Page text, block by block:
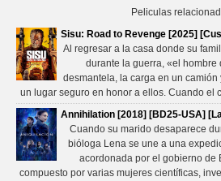
Peliculas
Sisu: Road to Revenge [2025]
Al regresar a la casa donde su
durante la guerra, «el hombre
desmantela, la carga en un
un lugar seguro en honor a ellos. Cuando el
Annihilation [2018] [BD25-USA]
Cuando su marido desaparece
bióloga Lena se une a una
acordonada por el gobierno de
compuesto por varias mujeres científicas,